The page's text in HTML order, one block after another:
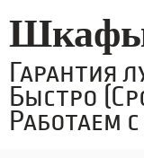
Гарантия
Быстро
Работаем с